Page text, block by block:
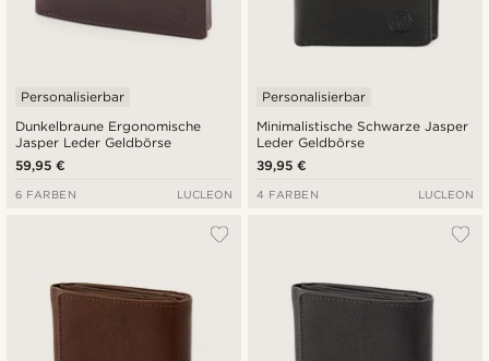
Dunkelbraune Ergonomische
Jasper Leder Geldbörse
Personalisierbar
59,95 €
6 FARBEN LUCLEON
Minimalistische Schwarze Jasper
Leder Geldbörse
Personalisierbar
39,95 €
4 FARBEN LUCLEON